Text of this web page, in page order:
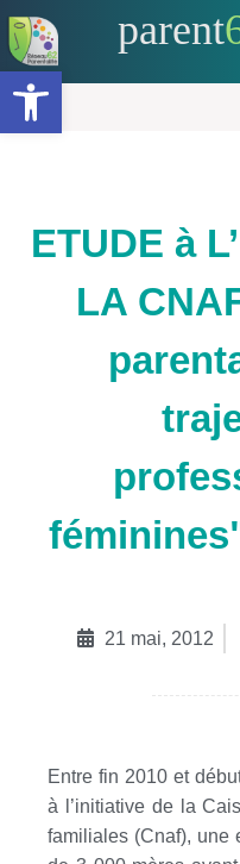
Ouvrir la barre d’outils
parent
ETUDE à
LA
21 mai, 2012
Entre fin 2010 et
à l’initiative de la
familiales (Cnaf), une